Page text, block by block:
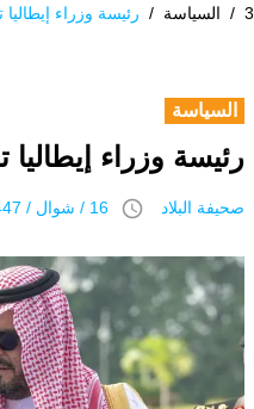
3
/ السياسة / رئيسة وزراء
السياسة
رئيسة وزراء
صحيفة البلاد access_time 16 / شوال / 1447 هـ 3 أبريل 2026